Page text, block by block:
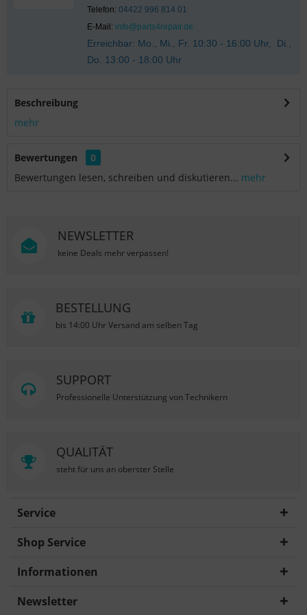
Telefon: 04422 996 814 01
E-Mail: info@parts4repair.de
Erreichbar: Mo., Mi., Fr. 10:30 - 16:00 Uhr, Di.,
Do. 13:00 - 18:00 Uhr
Beschreibung
mehr
Bewertungen
0
Bewertungen lesen, schreiben und diskutieren... mehr
NEWSLETTER
keine Deals mehr verpassen!
BESTELLUNG
bis 14:00 Uhr Versand am selben Tag
SUPPORT
Professionelle Unterstützung von Technikern
QUALITÄT
steht für uns an oberster Stelle
Service
Shop Service
Informationen
Newsletter